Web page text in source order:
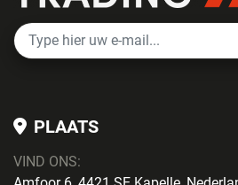
PLAATS
VIND ONS: